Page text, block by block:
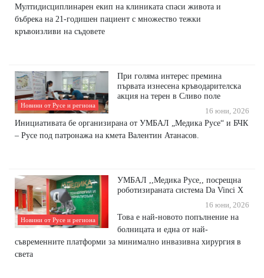
Мултидисциплинарен екип на клиниката спаси живота и
бъбрека на 21-годишен пациент с множество тежки
кръвоизливи на съдовете
Новини от Русе и региона
При голяма интерес премина
първата изнесена кръводарителска
акция на терен в Сливо поле
16 юни, 2026
Инициативата бе организирана от УМБАЛ „Медика Русе“ и БЧК
– Русе под патронажа на кмета Валентин Атанасов.
Новини от Русе и региона
УМБАЛ ,,Медика Русе,, посрещна
роботизираната система Da Vinci X
16 юни, 2026
Това е най-новото попълнение на
болницата и една от най-
съвременните платформи за минимално инвазивна хирургия в
света